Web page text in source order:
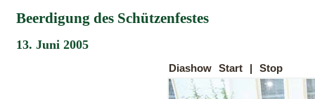
Beerdigung des Schützenfestes
13. Juni 2005
Diashow Start Stop